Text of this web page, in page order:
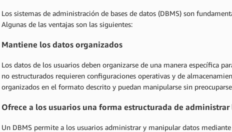
Los sistemas de administración de bases de datos (DBMS) son
Algunas de las ventajas son las siguientes:
Mantiene los datos organizados
Los datos de los usuarios deben organizarse de una manera específica
no estructurados requieren configuraciones operativas y de
organizados en el formato descrito y puedan manipularse sin
Ofrece a los usuarios una forma estructurada de administrar
Un DBMS permite a los usuarios administrar y manipular datos